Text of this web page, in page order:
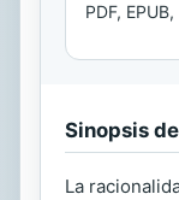
PDF,
Sinopsis
La